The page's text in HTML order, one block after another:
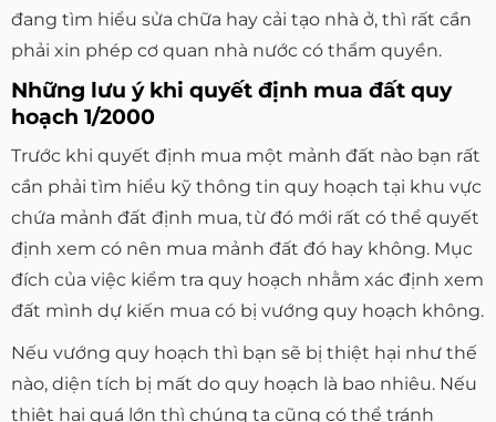
đang tìm hiểu sửa chữa hay cải tạo nhà ở, thì rất cần
phải xin phép cơ quan nhà nước có thẩm quyền.
Những lưu ý khi quyết định mua đất quy
hoạch 1/2000
Trước khi quyết định mua một mảnh đất nào bạn rất
cần phải tìm hiểu kỹ thông tin quy hoạch tại khu vực
chứa mảnh đất định mua, từ đó mới rất có thể quyết
định xem có nên mua mảnh đất đó hay không. Mục
đích của việc kiểm tra quy hoạch nhằm xác định xem
đất mình dự kiến mua có bị vướng quy hoạch không.
Nếu vướng quy hoạch thì bạn sẽ bị thiệt hại như thế
nào, diện tích bị mất do quy hoạch là bao nhiêu. Nếu
thiệt hại quá lớn thì chúng ta cũng có thể tránh